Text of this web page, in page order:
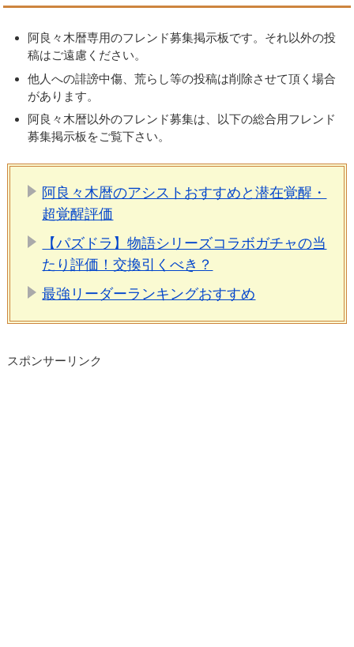
阿良々木暦専用のフレンド募集掲示板です。それ以外の投
稿はご遠慮ください。
他人への誹謗中傷、荒らし等の投稿は削除させて頂く場合
があります。
阿良々木暦以外のフレンド募集は、以下の総合用フレンド
募集掲示板をご覧下さい。
阿良々木暦のアシストおすすめと潜在覚醒・
超覚醒評価
【パズドラ】物語シリーズコラボガチャの当
たり評価！交換引くべき？
最強リーダーランキングおすすめ
スポンサーリンク